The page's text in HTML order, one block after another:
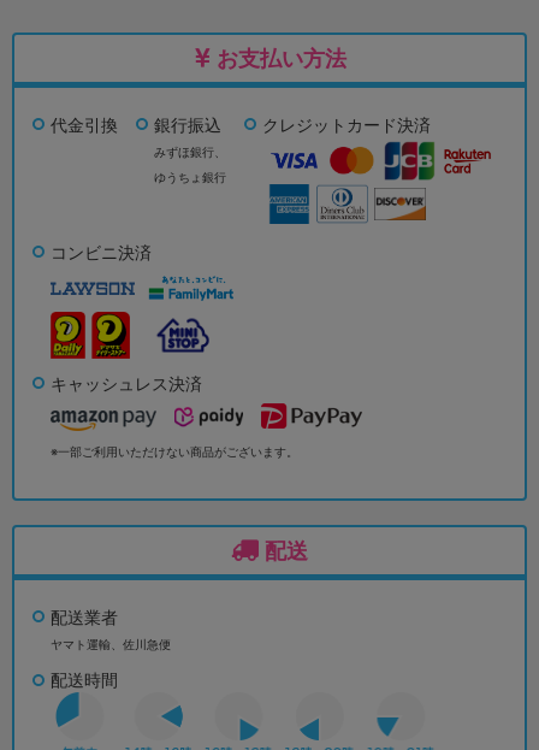
お支払い方法
代金引換 銀行振込
みずほ銀行、
ゆうちょ銀行
クレジットカード決済
コンビニ決済
キャッシュレス決済
※一部ご利用いただけない商品がございます。
配送
配送業者
ヤマト運輸、佐川急便
配送時間